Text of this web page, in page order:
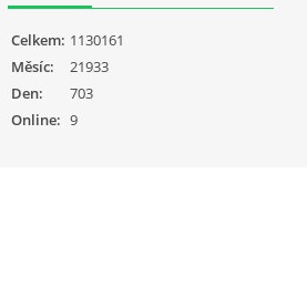
Online: 9
Celkem: 1130161
Měsíc:
21933
Den:
703